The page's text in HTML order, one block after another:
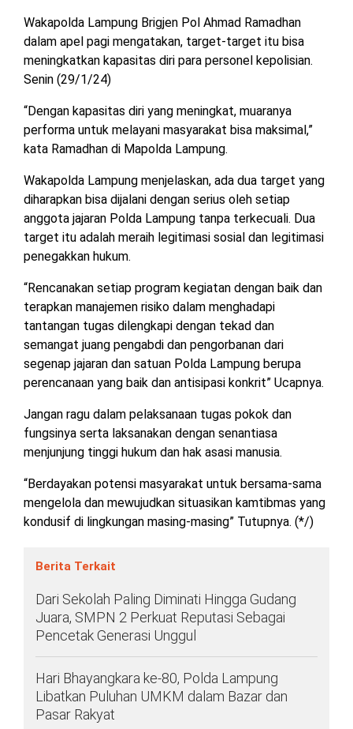
PESISIR
BARAT
TULANG
BAWANG
TULANG
BAWANG
WAYKANAN
LAMTIM
DPRD
LAMPUNG
UTARA
DPRD
MESUJI
DPRD
PESISIR
DPRD
TULANG
BAWANG
DPRD
TULANG
BAWANG
BARAT
WAYKANAN
INFO
PERIKLANAN
KEBIJAKAN
PRIVASI
SOSIAL
MEDIA
PEDOMAN
MEDIA
SIBER
REDAKSI
TENTANG
KAMI
Wakapolda Lampung Brigjen Pol Ahmad Ramadhan
dalam apel pagi mengatakan, target-target itu bisa
meningkatkan kapasitas diri para personel kepolisian.
Senin (29/1/24)
“Dengan kapasitas diri yang meningkat, muaranya
performa untuk melayani masyarakat bisa maksimal,”
kata Ramadhan di Mapolda Lampung.
Wakapolda Lampung menjelaskan, ada dua target yang
diharapkan bisa dijalani dengan serius oleh setiap
anggota jajaran Polda Lampung tanpa terkecuali. Dua
target itu adalah meraih legitimasi sosial dan legitimasi
penegakkan hukum.
“Rencanakan setiap program kegiatan dengan baik dan
terapkan manajemen risiko dalam menghadapi
tantangan tugas dilengkapi dengan tekad dan
semangat juang pengabdi dan pengorbanan dari
segenap jajaran dan satuan Polda Lampung berupa
perencanaan yang baik dan antisipasi konkrit” Ucapnya.
Jangan ragu dalam pelaksanaan tugas pokok dan
fungsinya serta laksanakan dengan senantiasa
menjunjung tinggi hukum dan hak asasi manusia.
“Berdayakan potensi masyarakat untuk bersama-sama
mengelola dan mewujudkan situasikan kamtibmas yang
kondusif di lingkungan masing-masing” Tutupnya. (*/)
Berita Terkait
Dari Sekolah Paling Diminati Hingga Gudang
Juara, SMPN 2 Perkuat Reputasi Sebagai
Pencetak Generasi Unggul
Hari Bhayangkara ke-80, Polda Lampung
Libatkan Puluhan UMKM dalam Bazar dan
Pasar Rakyat